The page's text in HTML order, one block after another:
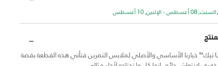
السبت, 08 أغسطس - الإثنين, 10 أغسطس
تعد تشكيلة UA تيك™ خيارنا الأساسي والأصلي لملابس التمرين فتأتي هذه القطعة بقصة